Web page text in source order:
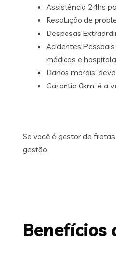
Assistência 24hs
Resolução de
Despesas
Acidentes
médicas e
Danos morais:
Garantia 0km: é a
Se você é gestor de
gestão.
Benefícios